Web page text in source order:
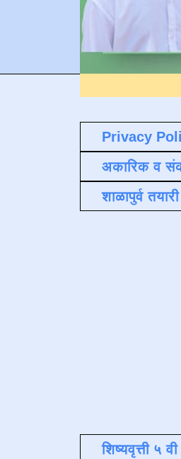
Privacy
अकारिक व
शाळापुर्व
शिष्यवृत्ती ५ वी